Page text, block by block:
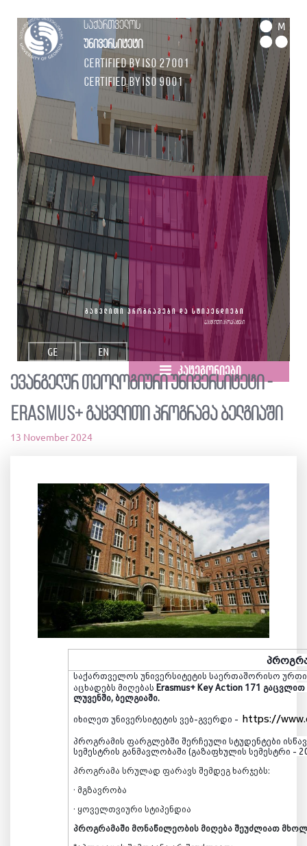
საქართველოს
უნივერსიტეტი
Certified by ISO 27001
Certified by ISO 9001
M
GE EN
გაცვლითი პროგრამები და სტიპენდიები
გაცვლითი პროგრამები
კატეგორიები
ევანგელურ თეოლოგიური უნივერსიტეტი -
Erasmus+ გაცვლითი პროგრამა ბელგიაში
13 November 2024
საქართველოს უნივერსიტეტის საერთაშორისო
აცხადებს მიღებას Erasmus+ Key Action 171 გაცვლით
ლუვენში, ბელგიაში.
იხილეთ უნივერსიტეტის ვებ-გვერდი - https://
პროგრამის ფარგლებში შერჩეული სტუდენტები
სემესტრის განმავლობაში (გაზაფხულის სემესტრი -
პროგრამა სრულად ფარავს შემდეგ ხარჯებს:
· მგზავრობა
· ყოველთვიური სტიპენდია
პროგრამაში მონაწილეობის მიღება შეუძლიათ